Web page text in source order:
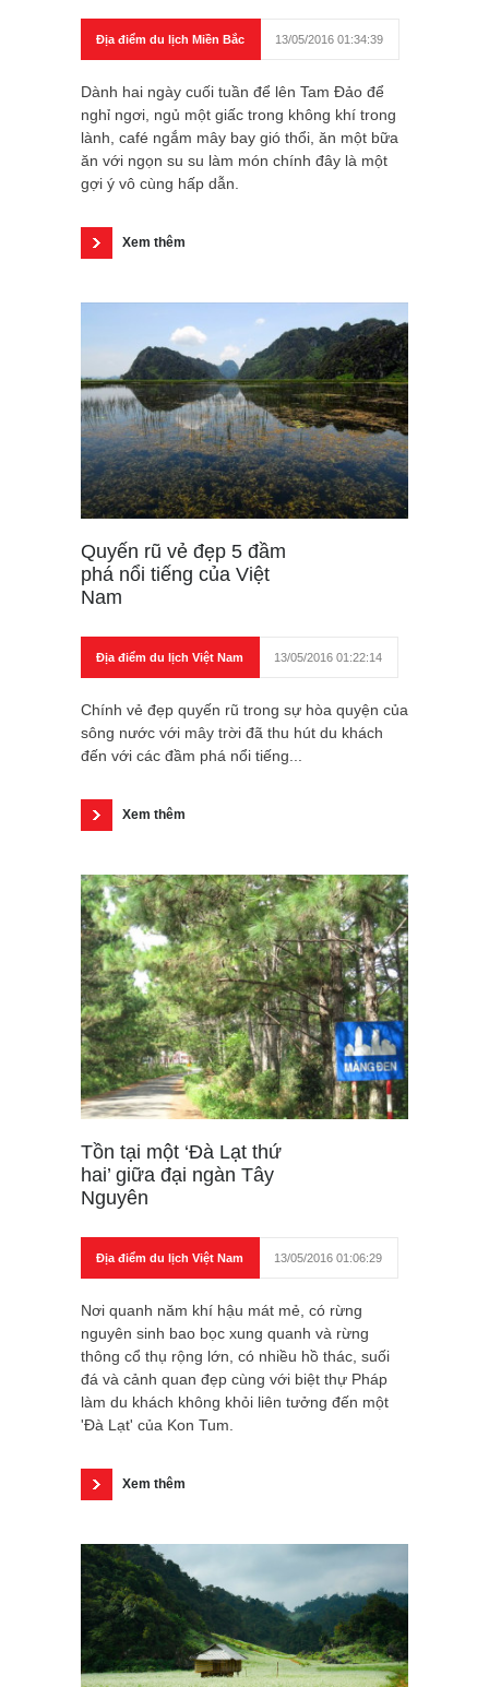
Địa điểm du lịch Miền Bắc 13/05/2016 01:34:39
Dành hai ngày cuối tuần để lên Tam Đảo để
nghỉ ngơi, ngủ một giấc trong không khí trong
lành, café ngắm mây bay gió thổi, ăn một bữa
ăn với ngọn su su làm món chính đây là một
gợi ý vô cùng hấp dẫn.
Xem thêm
Quyến rũ vẻ đẹp 5 đầm
phá nổi tiếng của Việt
Nam
Địa điểm du lịch Việt Nam 13/05/2016 01:22:14
Chính vẻ đẹp quyến rũ trong sự hòa quyện của
sông nước với mây trời đã thu hút du khách
đến với các đầm phá nổi tiếng...
Xem thêm
Tồn tại một ‘Đà Lạt thứ
hai’ giữa đại ngàn Tây
Nguyên
Địa điểm du lịch Việt Nam 13/05/2016 01:06:29
Nơi quanh năm khí hậu mát mẻ, có rừng
nguyên sinh bao bọc xung quanh và rừng
thông cổ thụ rộng lớn, có nhiều hồ thác, suối
đá và cảnh quan đẹp cùng với biệt thự Pháp
làm du khách không khỏi liên tưởng đến một
'Đà Lạt' của Kon Tum.
Xem thêm